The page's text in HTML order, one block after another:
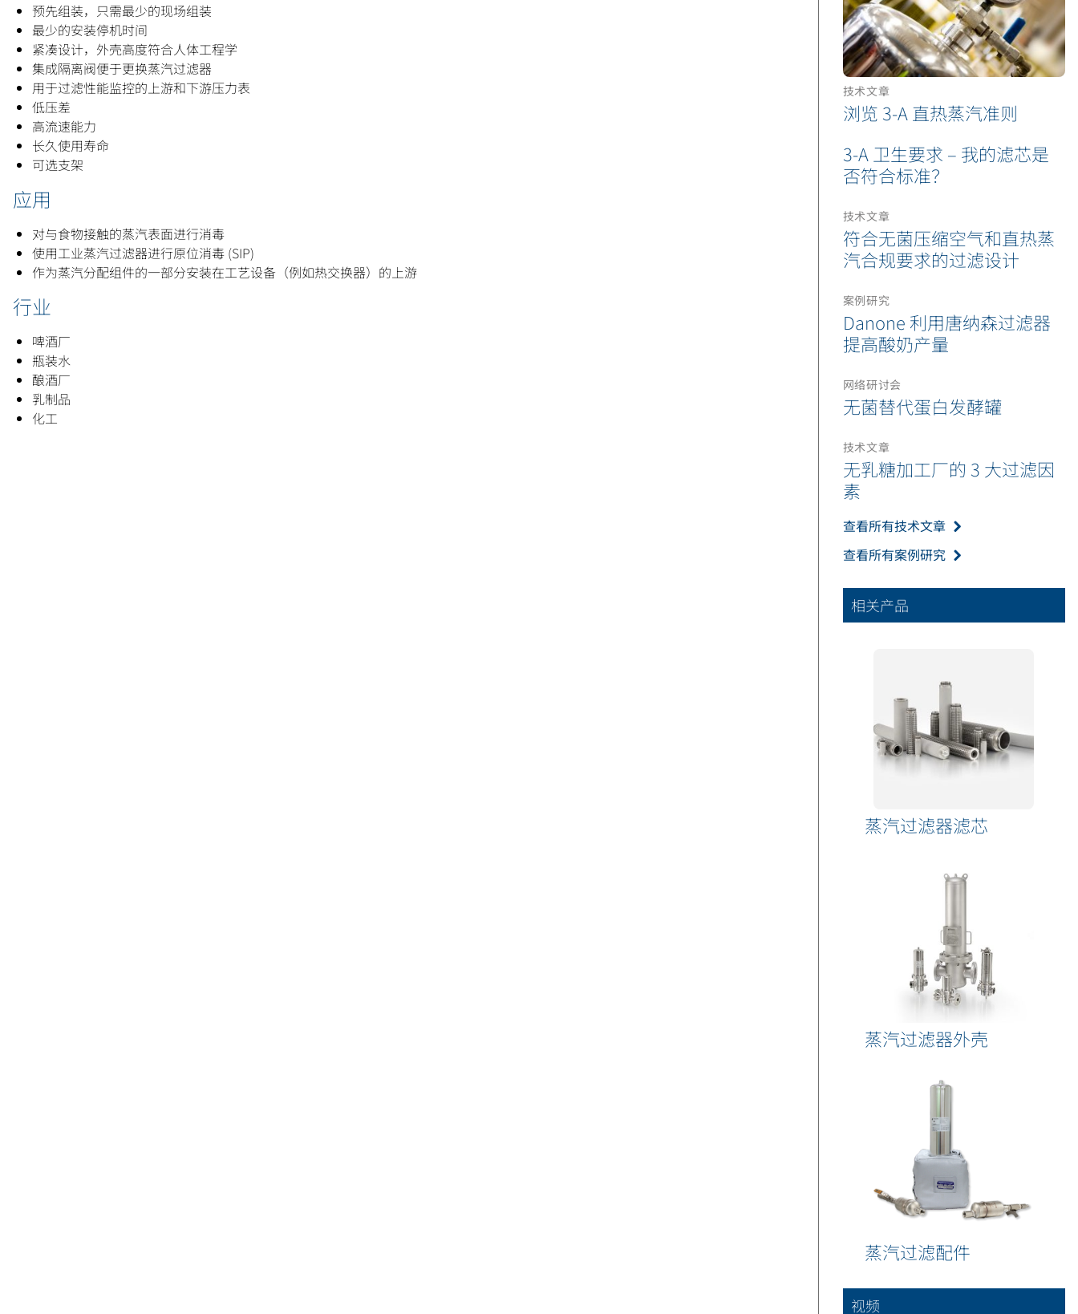
预先组装，只需最少的现场组装
最少的安装停机时间
紧凑设计，外壳高度符合人体工程学
集成隔离阀便于更换蒸汽过滤器
用于过滤性能监控的上游和下游压力表
低压差
高流速能力
长久使用寿命
可选支架
应用
对与食物接触的蒸汽表面进行消毒
使用工业蒸汽过滤器进行原位消毒 (SIP)
作为蒸汽分配组件的一部分安装在工艺设备（例如热交换器）的上游
行业
啤酒厂
瓶装水
酿酒厂
乳制品
化工
技术文章
浏览 3-A 直热蒸汽准则
3-A 卫生要求 – 我的滤芯是
否符合标准？
技术文章
符合无菌压缩空气和直热蒸
汽合规要求的过滤设计
案例研究
Danone 利用唐纳森过滤器
提高酸奶产量
网络研讨会
无菌替代蛋白发酵罐
技术文章
无乳糖加工厂的 3 大过滤因
素
查看所有技术文章
查看所有案例研究
相关产品
蒸汽过滤器滤芯
蒸汽过滤器外壳
蒸汽过滤配件
视频